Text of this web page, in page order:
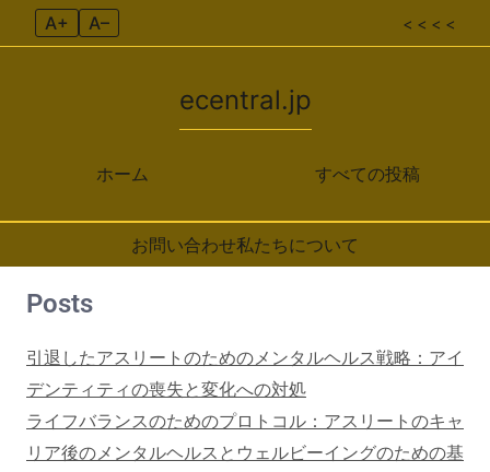
A+ A– < < < <
ホーム
ecentral.jp
すべての投稿
お問い合わせ私たちについて
Skip to content
Posts
引退したアスリートのためのメンタルヘルス戦略：アイ
デンティティの喪失と変化への対処
ライフバランスのためのプロトコル：アスリートのキャ
リア後のメンタルヘルスとウェルビーイングのための基